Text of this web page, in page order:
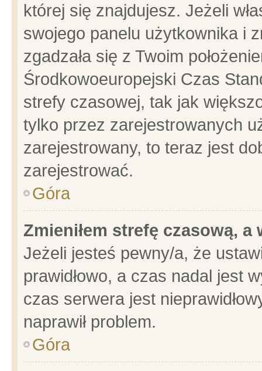
której się znajdujesz. Jeżeli
swojego panelu użytkownika i
zgadzała się z Twoim
Środkowoeuropejski Czas
strefy czasowej, tak jak
tylko przez zarejestrowanych
zarejestrowany, to teraz jest
zarejestrować.
Góra
Zmieniłem strefę czasową,
Jeżeli jesteś pewny/a, że
prawidłowo, a czas nadal jest
czas serwera jest
naprawił problem.
Góra